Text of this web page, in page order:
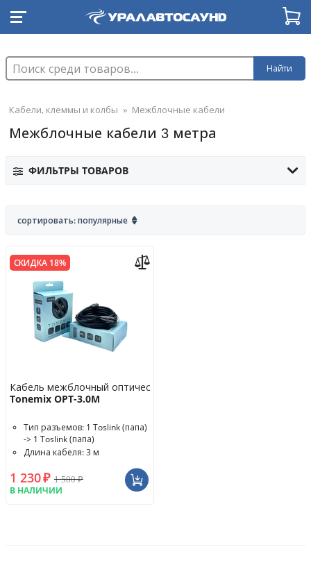
Найти
Кабели, клеммы и колбы » Межблочные кабели
Межблочные кабели 3 метра
ФИЛЬТРЫ ТОВАРОВ
сортировать: популярные
СКИДКА 18%
Кабель межблочный оптический
Tonemix OPT-3.0M
Тип разъемов: 1 Toslink (папа)
-> 1 Toslink (папа)
Длина кабеля: 3 м
1 230₽ 1 500₽
В НАЛИЧИИ